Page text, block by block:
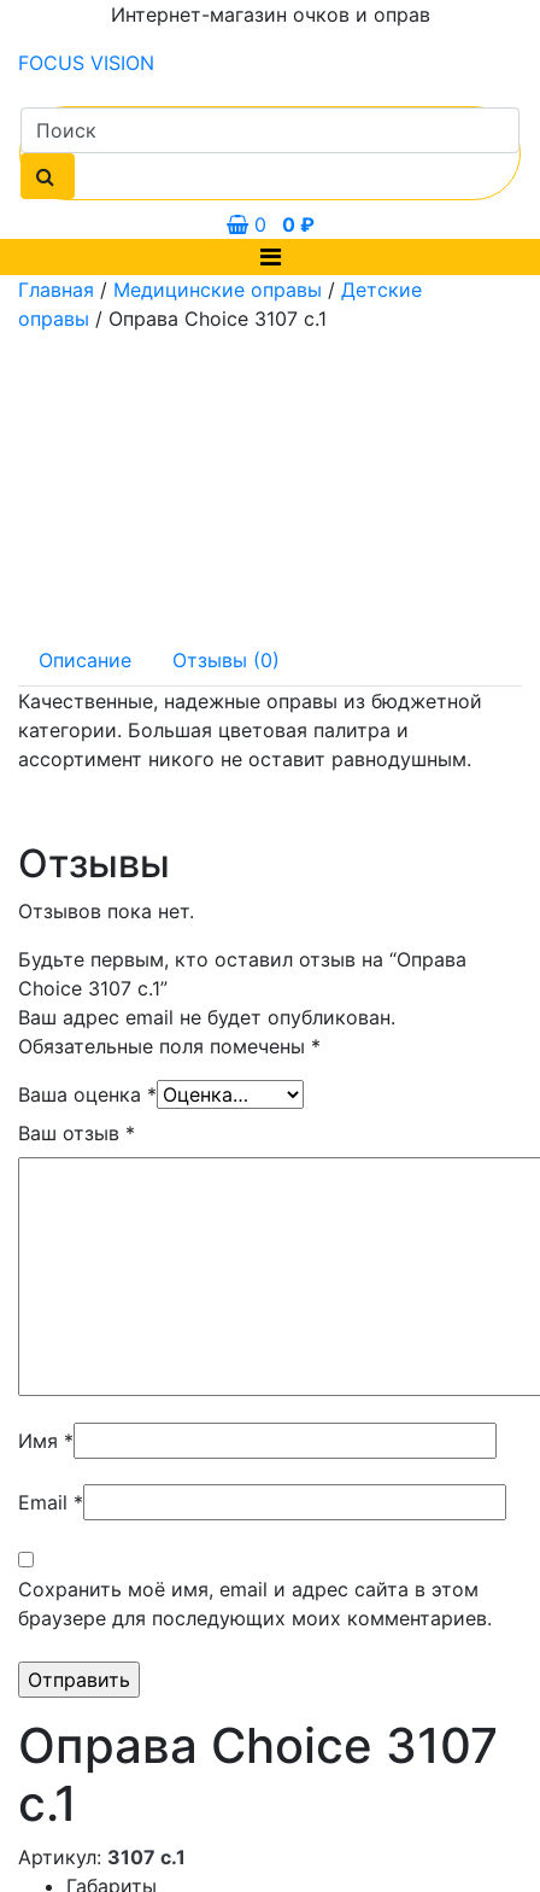
Интернет-магазин очков и оправ
FOCUS VISION
0 0 ₽
Главная / Медицинские оправы / Детские
оправы / Оправа Choice 3107 с.1
Описание
Отзывы (0)
Качественные, надежные оправы из бюджетной
категории. Большая цветовая палитра и
ассортимент никого не оставит равнодушным.
Отзывы
Отзывов пока нет.
Будьте первым, кто оставил отзыв на “Оправа
Choice 3107 с.1”
Ваш адрес email не будет опубликован.
Обязательные поля помечены *
Ваша оценка *
Ваш отзыв *
Имя *
Email *
Сохранить моё имя, email и адрес сайта в этом
браузере для последующих моих комментариев.
Оправа Choice 3107
с.1
Артикул: 3107 с.1
Габариты